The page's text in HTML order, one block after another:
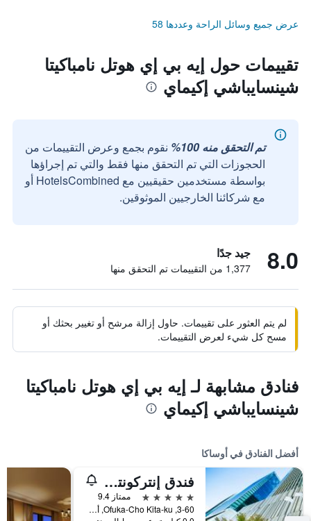
عرض جميع وسائل الراحة وعددها 58
تقييمات حول إيه بي إي هوتل نامباكيتا
شينسايباشي إكيماي
تم التحقق منه 100%
نقوم بجمع وعرض التقييمات من
الحجوزات التي تم التحقق منها فقط والتي تم إجراؤها
بواسطة مستخدمين حقيقيين مع HotelsCombined أو
مع شركائنا الخارجيين الموثوقين.
8.0 جيد جدًا
1,377 من التقييمات تم التحقق منها
لم يتم العثور على تقييمات. حاول إزالة مرشح أو تغيير بحثك أو
مسح كل شيء لعرض التقييمات.
فنادق مشابهة لـ إيه بي إي هوتل نامباكيتا
شينسايباشي إكيماي
أفضل الفنادق في أوساكا
فندق إنتركونتيننتال أوساكا
5 نجوم
ممتاز 9.4
3-60, Ofuka-Cho Kita-ku, أوساكا, اليابان